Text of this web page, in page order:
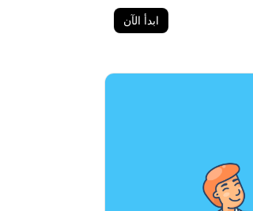
ابدأ الآن